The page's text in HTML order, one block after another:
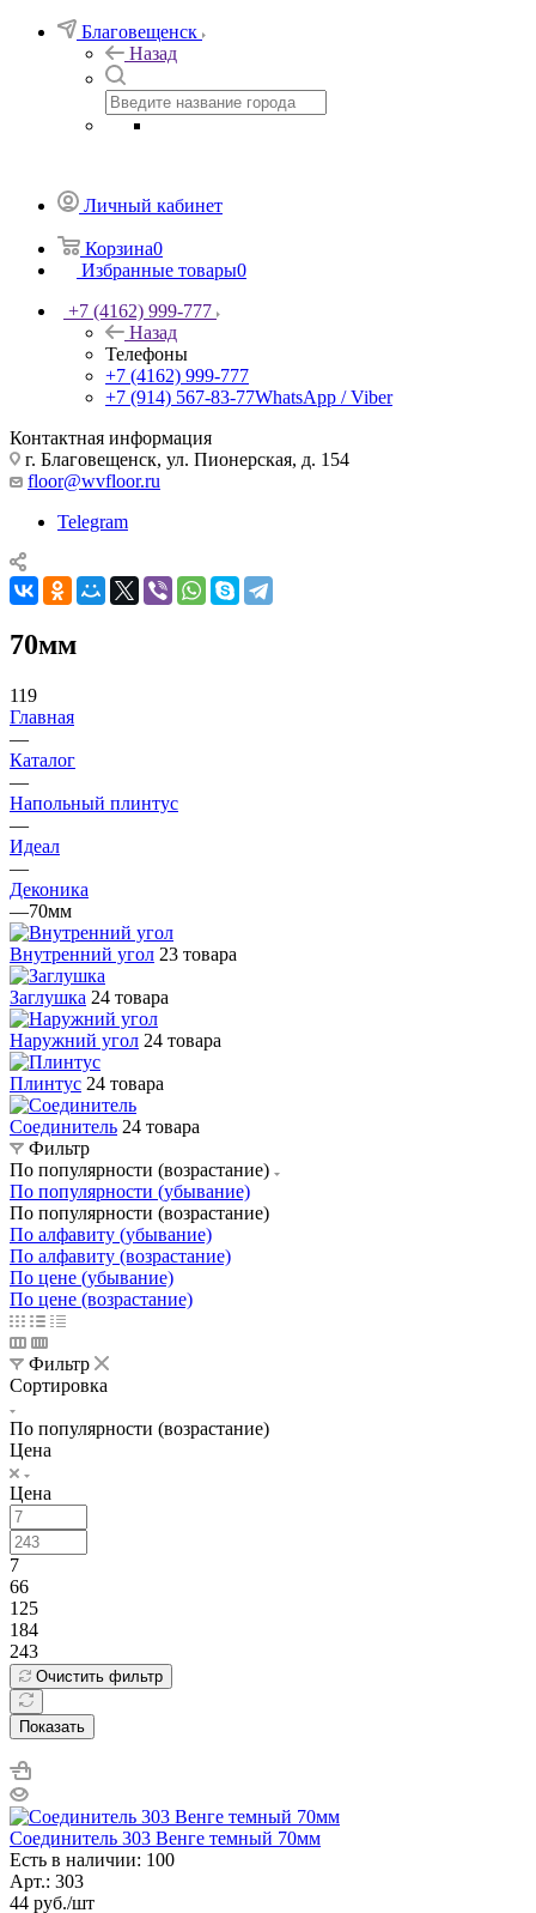
Благовещенск
Назад
Личный кабинет
Корзина0
Избранные товары0
+7 (4162) 999-777
Назад
Телефоны
+7 (4162) 999-777
+7 (914) 567-83-77WhatsApp / Viber
Контактная информация
г. Благовещенск, ул. Пионерская, д. 154
floor@wvfloor.ru
Telegram
70мм
119
Главная
—
Каталог
—
Напольный плинтус
—
Идеал
—
Деконика
—70мм
Внутренний угол 23 товара
Заглушка 24 товара
Наружний угол 24 товара
Плинтус 24 товара
Соединитель 24 товара
Фильтр
По популярности (возрастание)
По популярности (убывание)
По популярности (возрастание)
По алфавиту (убывание)
По алфавиту (возрастание)
По цене (убывание)
По цене (возрастание)
Фильтр
Сортировка
По популярности (возрастание)
Цена
Цена
7
66
125
184
243
Очистить фильтр
Показать
Соединитель 303 Венге темный 70мм
Есть в наличии: 100
Арт.: 303
44 руб./шт